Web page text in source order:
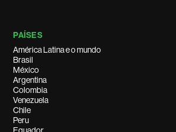
PAÍSES
América Latina e o mundo
Brasil
México
Argentina
Colombia
Venezuela
Chile
Peru